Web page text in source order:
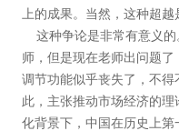
上的成果。当然，这种超越
这种争论是非常有意义的
师，但是现在老师出问题
调节功能似乎丧失了，不
此，主张推动市场经济的
化背景下，中国在历史上第